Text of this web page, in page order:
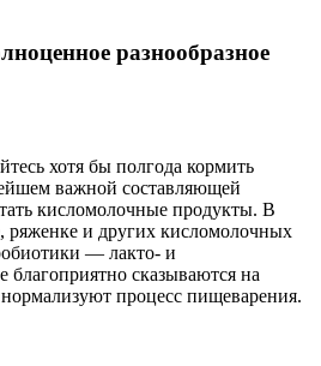
разнообразное
хотя бы полгода кормить
важной составляющей
кисломолочные продукты. В
ряженке и других кисломолочных
— лакто- и
благоприятно сказываются на
процесс пищеварения.